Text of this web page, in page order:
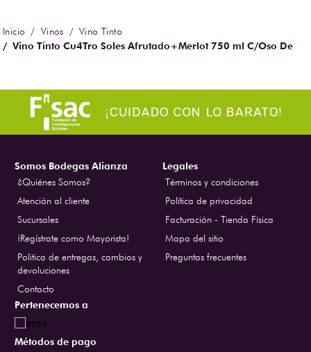
Vinos
Vino Tinto
Vino Tinto Cu4Tro Soles Afrutado+Merlot 750 ml C/Oso De
Somos Bodegas Alianza
¿Quiénes Somos?
Atención al cliente
Sucursales
¡Regístrate como Mayorista!
Politica de entregas, cambios y
devoluciones
Contacto
Legales
Términos y condiciones
Política de privacidad
Facturación - Tienda Física
Mapa del sitio
Preguntas frecuentes
Pertenecemos a
Métodos de pago